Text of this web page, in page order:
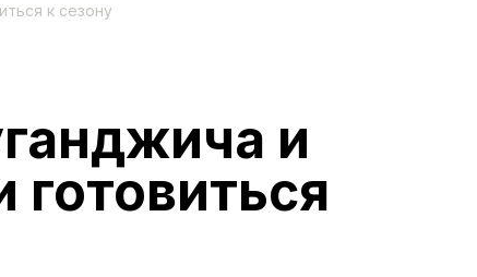
к сезону
и